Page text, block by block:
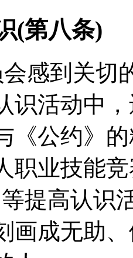
(第八条)
会感到关切
识活动中
《公约》
职业技能
提高认识
画成无助